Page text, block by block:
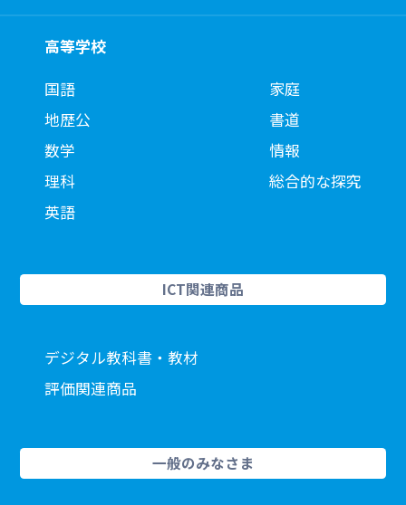
高等学校
国語
地歴公
数学
理科
英語
家庭
書道
情報
総合的な探究
ICT関連商品
デジタル教科書・教材
評価関連商品
一般のみなさま